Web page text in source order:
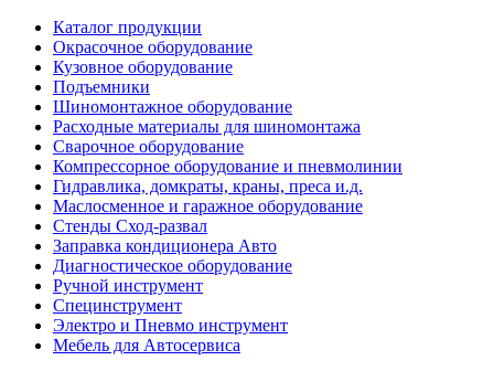
Каталог продукции
Окрасочное оборудование
Кузовное оборудование
Подъемники
Шиномонтажное оборудование
Расходные материалы для шиномонтажа
Сварочное оборудование
Компрессорное оборудование и пневмолинии
Гидравлика, домкраты, краны, преса и.д.
Маслосменное и гаражное оборудование
Стенды Сход-развал
Заправка кондиционера Авто
Диагностическое оборудование
Ручной инструмент
Специнструмент
Электро и Пневмо инструмент
Мебель для Автосервиса